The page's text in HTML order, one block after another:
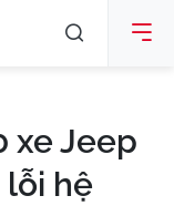
xe Jeep
lỗi hệ